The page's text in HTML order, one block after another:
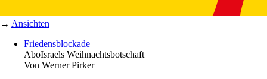
→ Ansichten
Friedensblockade
AboIsraels Weihnachtsbotschaft
Von Werner Pirker